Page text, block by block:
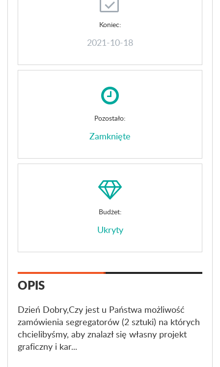
Koniec:
2021-10-18
Pozostało:
Zamknięte
Budżet:
Ukryty
OPIS
Dzień Dobry,Czy jest u Państwa możliwość
zamówienia segregatorów (2 sztuki) na których
chcielibyśmy, aby znalazł się własny projekt
graficzny i kar...